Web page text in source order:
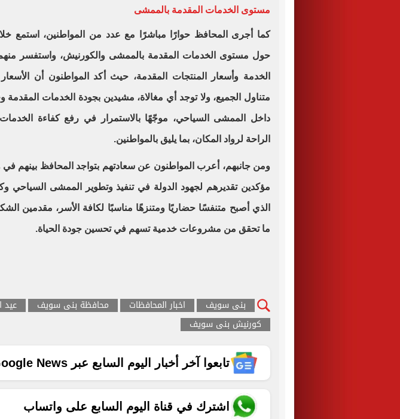
مستوى الخدمات المقدمة بالممشى
كما أجرى المحافظ حوارًا مباشرًا مع عدد من المواطنين، استمع
حول مستوى الخدمات المقدمة بالممشى والكورنيش، واستفسر
الخدمة وأسعار المنتجات المقدمة، حيث أكد المواطنون أن
متناول الجميع، ولا توجد أي مغالاة، مشيدين بجودة الخدمات
داخل الممشى السياحي، موجّهًا بالاستمرار في رفع كفاءة
الراحة لرواد المكان، بما يليق بالمواطنين.
ومن جانبهم، أعرب المواطنون عن سعادتهم بتواجد المحافظ بينهم في
مؤكدين تقديرهم لجهود الدولة في تنفيذ وتطوير الممشى السياحي
الذي أصبح متنفسًا حضاريًا ومتنزهًا مناسبًا لكافة الأسر، مقدمين
ما تحقق من مشروعات خدمية تسهم في تحسين جودة الحياة.
بنى سويف اخبار المحافظات محافظة بنى سويف
عيد
كورنيش بنى سويف
تابعوا آخر أخبار اليوم السابع عبر Google News
اشترك في قناة اليوم السابع على واتساب